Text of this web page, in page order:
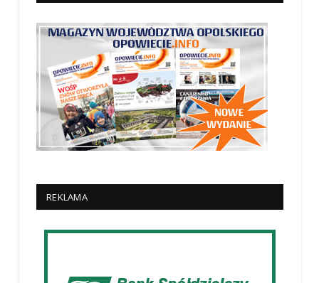
REKLAMA